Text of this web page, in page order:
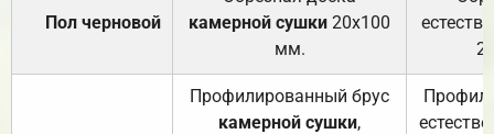
Пол черновой
камерной сушки 20х100
мм.
Профилированный брус
камерной сушки,